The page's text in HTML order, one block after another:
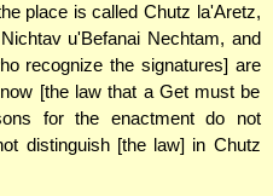
place is called Chutz la'Aretz,
u'Befanai Nechtam, and
recognize the signatures] are
[the law that a Get must be
for the enactment do not
distinguish [the law] in Chutz